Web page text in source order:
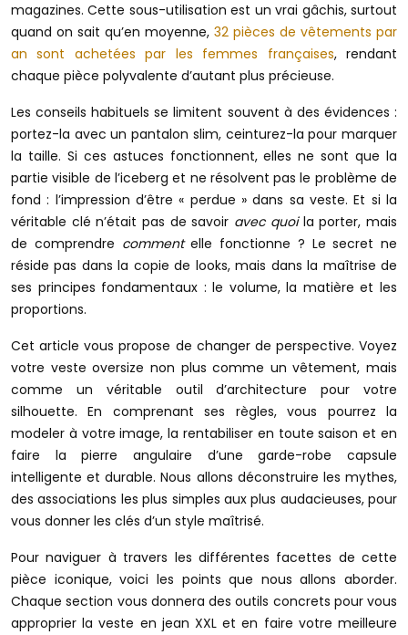
magazines. Cette sous-utilisation est un vrai gâchis, surtout
quand on sait qu’en moyenne, 32 pièces de vêtements par
an sont achetées par les femmes françaises, rendant
chaque pièce polyvalente d’autant plus précieuse.
Les conseils habituels se limitent souvent à des évidences :
portez-la avec un pantalon slim, ceinturez-la pour marquer
la taille. Si ces astuces fonctionnent, elles ne sont que la
partie visible de l’iceberg et ne résolvent pas le problème de
fond : l’impression d’être « perdue » dans sa veste. Et si la
véritable clé n’était pas de savoir avec quoila porter, mais
de comprendre commentelle fonctionne ? Le secret ne
réside pas dans la copie de looks, mais dans la maîtrise de
ses principes fondamentaux : le volume, la matière et les
proportions.
Cet article vous propose de changer de perspective. Voyez
votre veste oversize non plus comme un vêtement, mais
comme un véritable outil d’architecture pour votre
silhouette. En comprenant ses règles, vous pourrez la
modeler à votre image, la rentabiliser en toute saison et en
faire la pierre angulaire d’une garde-robe capsule
intelligente et durable. Nous allons déconstruire les mythes,
des associations les plus simples aux plus audacieuses, pour
vous donner les clés d’un style maîtrisé.
Pour naviguer à travers les différentes facettes de cette
pièce iconique, voici les points que nous allons aborder.
Chaque section vous donnera des outils concrets pour vous
approprier la veste en jean XXL et en faire votre meilleure